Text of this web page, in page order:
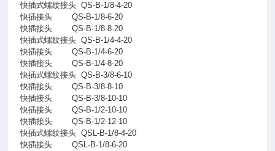
快插式螺纹接头 QS-B-1/8-4-20
快插接头
QS-B-1/8-6-20
快插接头
QS-B-1/8-8-20
快插式螺纹接头 QS-B-1/4-4-20
快插接头
QS-B-1/4-6-20
快插接头
QS-B-1/4-8-20
快插式螺纹接头 QS-B-3/8-6-10
快插接头
QS-B-3/8-8-10
快插接头
QS-B-3/8-10-10
快插接头
QS-B-1/2-10-10
快插接头
QS-B-1/2-12-10
快插式螺纹接头 QSL-B-1/8-4-20
快插接头
QSL-B-1/8-6-20